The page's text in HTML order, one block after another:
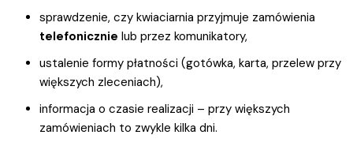
sprawdzenie, czy kwiaciarnia przyjmuje zamówienia
telefonicznie lub przez komunikatory,
ustalenie formy płatności (gotówka, karta, przelew przy
większych zleceniach),
informacja o czasie realizacji – przy większych
zamówieniach to zwykle kilka dni.